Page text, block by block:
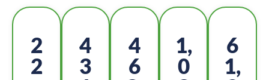
2
5
4
8
5
1
1,
1
6
8,